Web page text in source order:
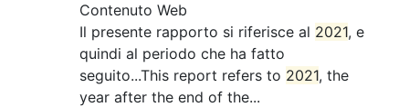
Contenuto Web
Il presente rapporto si riferisce al 2021, e
quindi al periodo che ha fatto
seguito...This report refers to 2021, the
year after the end of the...